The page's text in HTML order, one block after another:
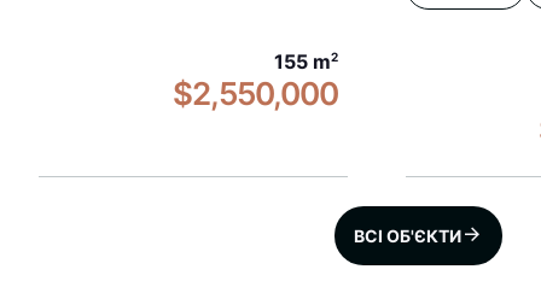
155 m2
$2,550,000
ВСІ ОБ'ЄКТИ